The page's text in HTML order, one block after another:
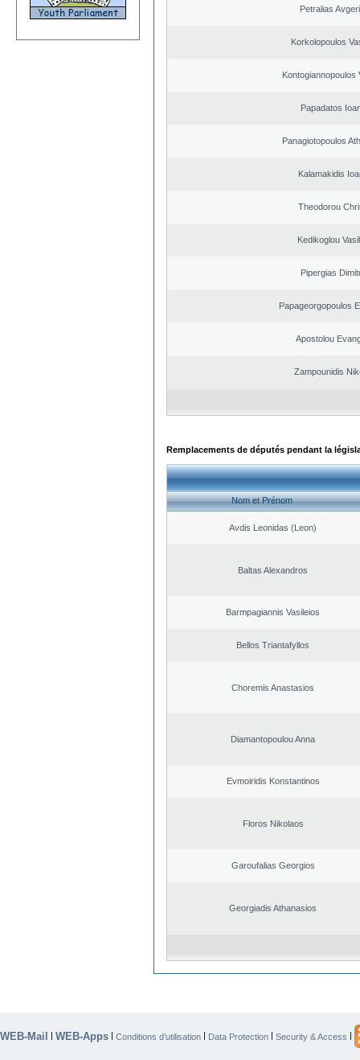
Petralias
Korkolopoulos
Kontogiannopoulos
Papadatos
Panagiotopoulos
Kalamakidis
Theodorou
Kedikoglou
Pipergias
Papageorgopoulos
Apostolou
Zampounidis
Remplacements de députés pendant la
Nom et Prénom
Avdis Leonidas (Leon)
Baltas Alexandros
Barmpagiannis Vasileios
Bellos Triantafyllos
Choremis Anastasios
Diamantopoulou Anna
Evmoiridis Konstantinos
Floros Nikolaos
Garoufalias Georgios
Georgiadis Athanasios
WEB-Mail | WEB-Apps | Conditions d’utilisation | Data Protection | Security & Access |